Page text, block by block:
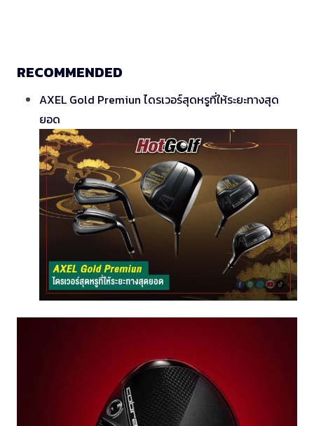
RECOMMENDED
AXEL Gold Premiun ไดรเวอร์สุดหรูที่ให้ระยะทางสุด
ยอด